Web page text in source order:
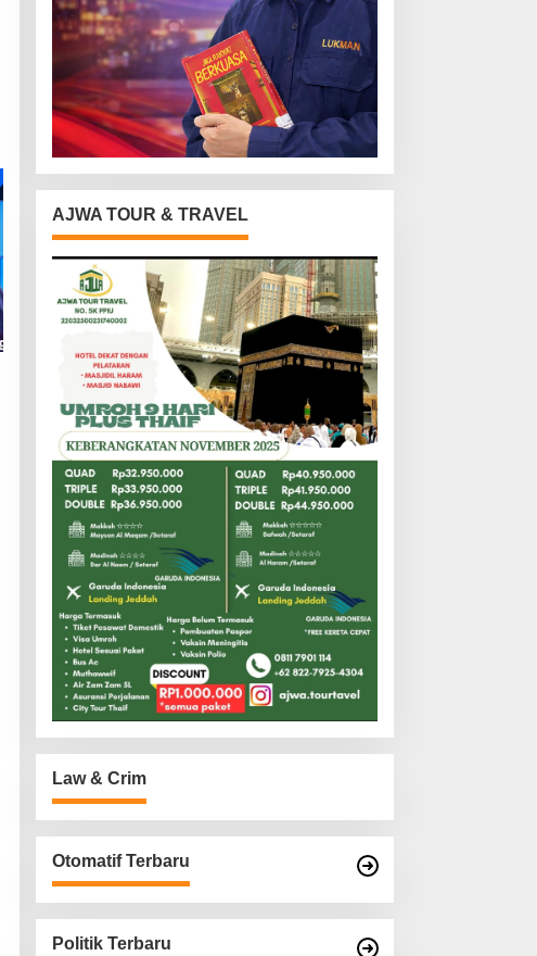
AJWA TOUR & TRAVEL
Law & Crim
Otomatif Terbaru
Politik Terbaru